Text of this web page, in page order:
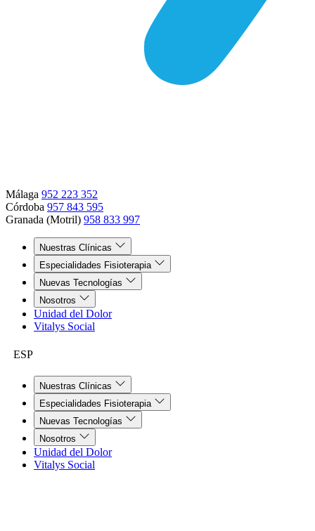
Málaga 952 223 352
Córdoba 957 843 595
Granada (Motril) 958 833 997
Nuestras Clínicas
Especialidades Fisioterapia
Nuevas Tecnologías
Nosotros
Unidad del Dolor
Vitalys Social
ESP
Nuestras Clínicas
Especialidades Fisioterapia
Nuevas Tecnologías
Nosotros
Unidad del Dolor
Vitalys Social